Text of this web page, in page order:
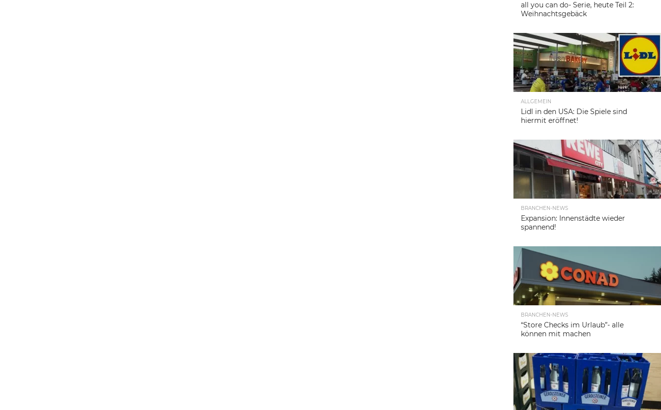
all you can do- Serie, heute Teil 2:
Weihnachtsgebäck
ALLGEMEIN
Lidl in den USA: Die Spiele sind
hiermit eröffnet!
BRANCHEN-NEWS
Expansion: Innenstädte wieder
spannend!
BRANCHEN-NEWS
“Store Checks im Urlaub”- alle
können mit machen